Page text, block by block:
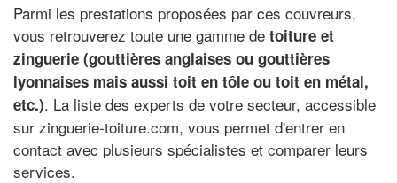
Parmi les prestations proposées par ces couvreurs,
vous retrouverez toute une gamme de toiture et
zinguerie (gouttières anglaises ou gouttières
lyonnaises mais aussi toit en tôle ou toit en métal,
etc.). La liste des experts de votre secteur, accessible
sur zinguerie-toiture.com, vous permet d'entrer en
contact avec plusieurs spécialistes et comparer leurs
services.